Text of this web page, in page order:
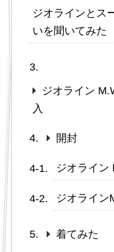
ジオラインとス
いを聞いてみた
ジオライン
入
開封
ジオライン
ジオライン
着てみた